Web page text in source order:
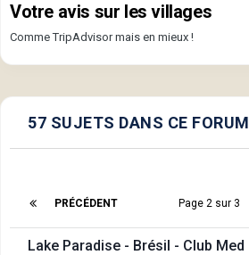
Votre avis sur les villages
Comme TripAdvisor mais en mieux !
57 SUJETS DANS CE FORUM
PRÉCÉDENT Page 2 sur 3
Lake Paradise - Brésil - Club Med